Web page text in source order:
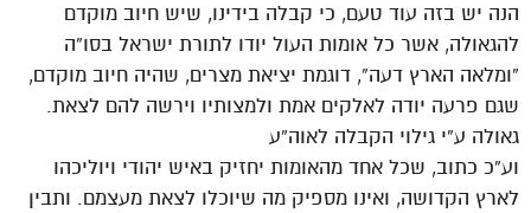
הנה יש בזה עוד טעם, כי קבלה בידינו, שיש חיוב מוקדם
להגאולה, אשר כל אומות העול יודו לתורת ישראל בסו”ה
“ומלאה הארץ דעה”, דוגמת יציאת מצרים, שהיה חיוב מוקדם,
שגם פרעה יודה לאלקים אמת ולמצותיו וירשה להם לצאת.
גאולה ע”י גילוי הקבלה לאוה”ע
וע”כ כתוב, שכל אחד מהאומות יחזיק באיש יהודי ויוליכהו
לארץ הקדושה, ואינו מספיק מה שיוכלו לצאת מעצמם. ותבין